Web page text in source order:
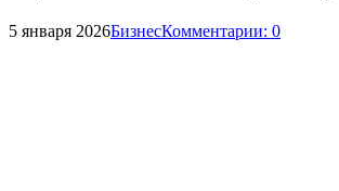
5 января 2026БизнесКомментарии: 0